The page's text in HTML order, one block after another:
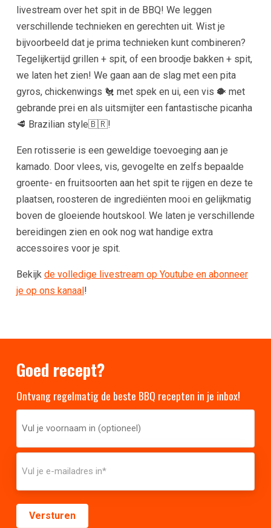
livestream over het spit in de BBQ! We leggen
verschillende technieken en gerechten uit. Wist je
bijvoorbeeld dat je prima technieken kunt combineren?
Tegelijkertijd grillen + spit, of een broodje bakken + spit,
we laten het zien! We gaan aan de slag met een pita
gyros, chickenwings 🐔 met spek en ui, een vis 🐡 met
gebrande prei en als uitsmijter een fantastische picanha
🥩 Brazilian style🇧🇷!
Een rotisserie is een geweldige toevoeging aan je
kamado. Door vlees, vis, gevogelte en zelfs bepaalde
groente- en fruitsoorten aan het spit te rijgen en deze te
plaatsen, roosteren de ingrediënten mooi en gelijkmatig
boven de gloeiende houtskool. We laten je verschillende
bereidingen zien en ook nog wat handige extra
accessoires voor je spit.
Bekijk de volledige livestream op Youtube en abonneer
je op ons kanaal!
Goed recept?
Ontvang regelmatig de beste BBQ recepten in je inbox!